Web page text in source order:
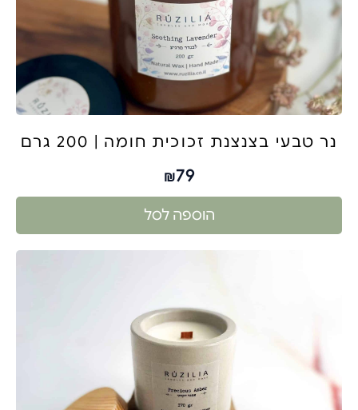
נר טבעי בצנצנת זכוכית חומה | 200 גרם
₪79
הוספה לסל